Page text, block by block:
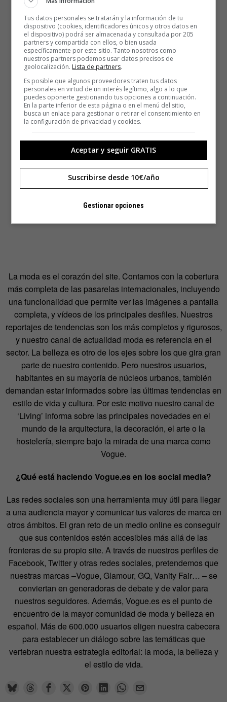
La moda es el corazón del site. Contamos con la cobertura
más completa de las pasarelas internacionales, incluyendo
una funcionalidad que permite ver las imágenes a pantalla
completa, y vídeos de los principales desfiles. Nuestros
reportajes de tendencias son los más completos y rigurosos,
y nuestro canal de actualidad moda es referencia en el
sector. La belleza es otro de los ejes sobre los que gira gran
parte de nuestro contenido. Pero nuestros usuarios,
habitantes en su mayoría de núcleos urbanos, también
demandan estar informados sobre las últimas tendencias en
estilo de vida y cultura. Por este motivo nuestro canal de
‘Living’ informa sobre las principales novedades en el
mundo de la arquitectura, la decoración, el arte o la
hostelería, siempre bajo la mirada de una marca como
Vogue.
¿Qué está haciendo Vogue.es en los social media?
Las redes sociales son una herramienta muy útil para llegar
a una audiencia mayor y comunicar tus valores de marca en
otros ámbitos. El gran reto de un medio online es conseguir
que sus contenidos estén accesibles más allá de las
fronteras de su propio site. A través de nuestros perfiles de
Facebook, Twitter y otras redes sociales, pretendemos que
nuestras marcas –Vogue, Glamour, GQ, Vanity Fair… – se
conviertan en generadoras de debate y de valor para
nuestros seguidores. Además, Vogue.es es el punto de
encuentro de la mayor comunidad de moda y belleza en
español. Más de 600.000 usuarios eligen nuestra cabecera
para establecer un diálogo sobre las temáticas que
vertebran nuestra estrategia editorial: la moda, la belleza y
el estilo de vida.
Tus datos personales se tratarán y la información de tu
dispositivo (cookies, identificadores únicos y otros datos en
el dispositivo) podrá ser almacenada y consultada por 205
partners y compartida con ellos, o bien usada
específicamente por este sitio. Tanto nosotros como
nuestros partners podemos usar datos precisos de
geolocalización. Lista de partners.
Es posible que algunos proveedores traten tus datos
personales en virtud de un interés legítimo, algo a lo que
puedes oponerte gestionando tus opciones a continuación.
En la parte inferior de esta página o en el menú del sitio,
busca un enlace para gestionar o retirar el consentimiento en
la configuración de privacidad y cookies.
Aceptar y seguir GRATIS
Suscribirse desde 10€/año
Gestionar opciones